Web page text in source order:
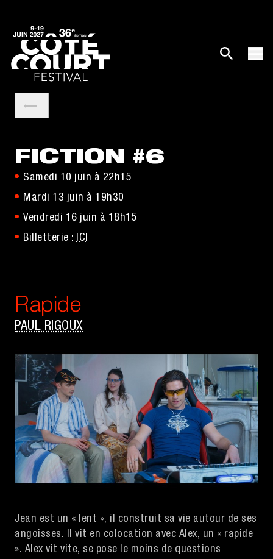
FICTION #6
Samedi 10 juin à 22h15
Mardi 13 juin à 19h30
Vendredi 16 juin à 18h15
Billetterie :ICI
Rapide
PAUL RIGOUX
Jean est un « lent », il construit sa vie autour de ses
angoisses. Il vit en colocation avec Alex, un « rapide
». Alex vit vite, se pose le moins de questions